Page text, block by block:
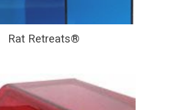
Rat Retreats®